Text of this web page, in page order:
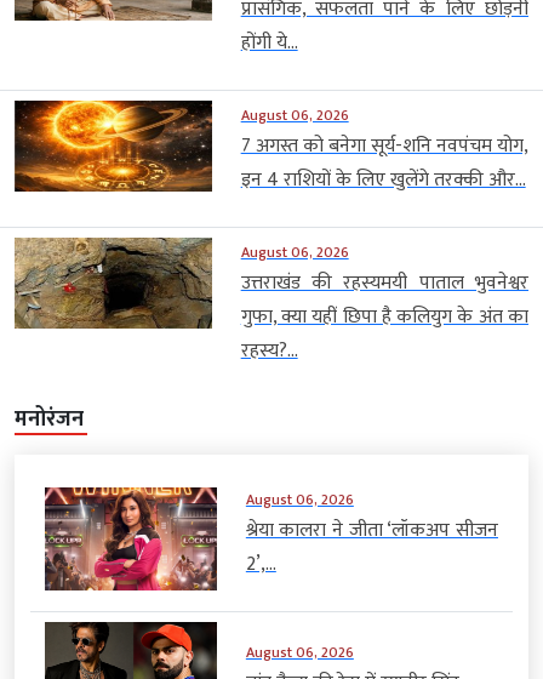
प्रासंगिक, सफलता पाने के लिए छोड़नी
होंगी ये...
August 06, 2026
7 अगस्त को बनेगा सूर्य-शनि नवपंचम योग,
इन 4 राशियों के लिए खुलेंगे तरक्की और...
August 06, 2026
उत्तराखंड की रहस्यमयी पाताल भुवनेश्वर
गुफा, क्या यहीं छिपा है कलियुग के अंत का
रहस्य?...
मनोरंजन
August 06, 2026
श्रेया कालरा ने जीता ‘लॉकअप सीजन
2’,...
August 06, 2026